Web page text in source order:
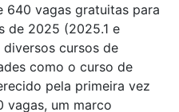
640 vagas gratuitas para
de 2025 (2025.1 e
cursos de
como o curso de
pela primeira vez
vagas, um marco